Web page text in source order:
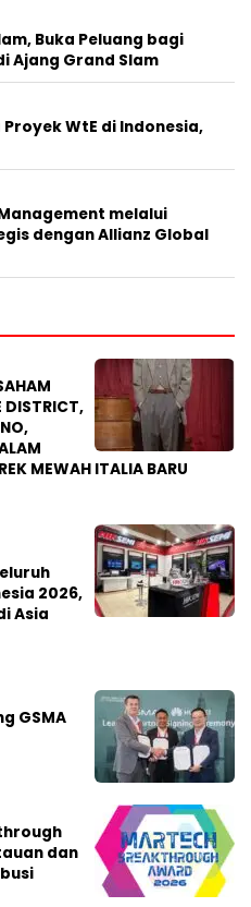
Buka Peluang bagi
Ajang Grand Slam
Proyek WtE di Indonesia,
melalui
dengan Allianz Global
DISTRICT,
MEWAH ITALIA BARU
2026,
Asia
GSMA
dan